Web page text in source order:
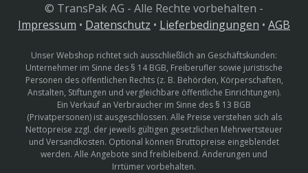
© TransPak AG - Alle Rechte vorbehalten -
Impressum • Datenschutz • Lieferbedingungen • AGB
Unser Webshop richtet sich ausschließlich an Geschäftskunden:
Unternehmer im Sinne des § 14 BGB, Freiberufler sowie juristische
Personen des öffentlichen Rechts (z. B. Behörden, Körperschaften,
Anstalten, Stiftungen und vergleichbare öffentliche Einrichtungen).
Ein Verkauf an Verbraucher im Sinne des § 13 BGB
(Privatpersonen) ist ausgeschlossen. Alle Preise verstehen sich als
Nettopreise zzgl. der jeweils gültigen gesetzlichen Mehrwertsteuer
und Versandkosten. Optional können Bruttopreise eingeblendet
werden. Alle Angebote sind freibleibend. Änderungen und
Irrtümer vorbehalten.